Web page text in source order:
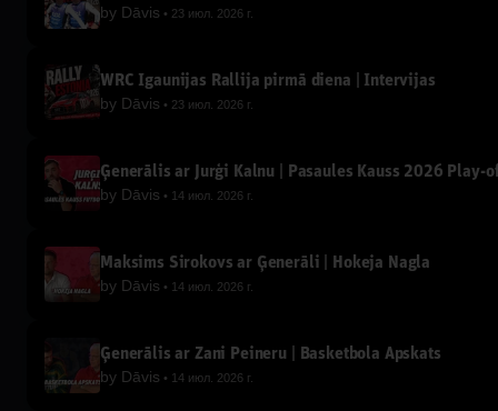
by Dāvis 23 июл. 2026 г.
WRC Igaunijas Rallija pirmā diena | Intervijas
by Dāvis 23 июл. 2026 г.
Ģenerālis ar Jurģi Kalnu | Pasaules Kauss 2026 Play-
by Dāvis 14 июл. 2026 г.
Maksims Širokovs ar Ģenerāli | Hokeja Nagla
by Dāvis 14 июл. 2026 г.
Ģenerālis ar Žani Peineru | Basketbola Apskats
by Dāvis 14 июл. 2026 г.